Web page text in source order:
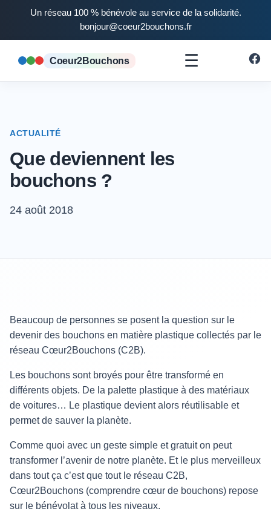
Un réseau 100 % bénévole au service de la solidarité.
bonjour@coeur2bouchons.fr
Coeur2Bouchons ☰
ACTUALITÉ
Que deviennent les
bouchons ?
24 août 2018
Beaucoup de personnes se posent la question sur le
devenir des bouchons en matière plastique collectés par le
réseau Cœur2Bouchons (C2B).
Les bouchons sont broyés pour être transformé en
différents objets. De la palette plastique à des matériaux
de voitures… Le plastique devient alors réutilisable et
permet de sauver la planète.
Comme quoi avec un geste simple et gratuit on peut
transformer l’avenir de notre planète. Et le plus merveilleux
dans tout ça c’est que tout le réseau C2B,
Cœur2Bouchons (comprendre cœur de bouchons) repose
sur le bénévolat à tous les niveaux.